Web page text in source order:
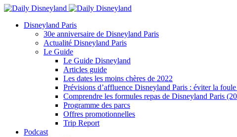
Disneyland Paris
30e anniversaire de Disneyland Paris
Actualité Disneyland Paris
Le Guide
Le Guide Disneyland
Articles guide
Les dates les moins chères de 2022
Prévisions d’affluence Disneyland Paris : éviter la
Comprendre les formules repas de Disneyland Paris
Programme des parcs
Offres promotionnelles
Trip Report
Podcast